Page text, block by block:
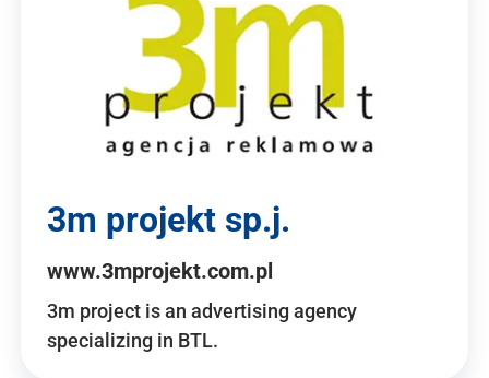
3m projekt sp.j.
www.3mprojekt.com.pl
3m project is an advertising agency
specializing in BTL.